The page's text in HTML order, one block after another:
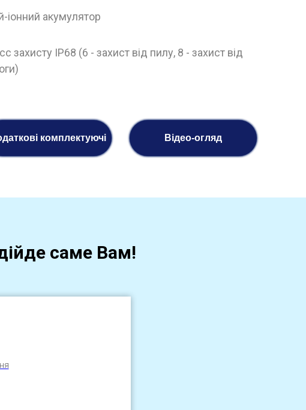
іонний акумулятор
захисту IP68 (6 - захист від пилу, 8 - захист від
комплектуючі Відео-огляд
саме Вам!